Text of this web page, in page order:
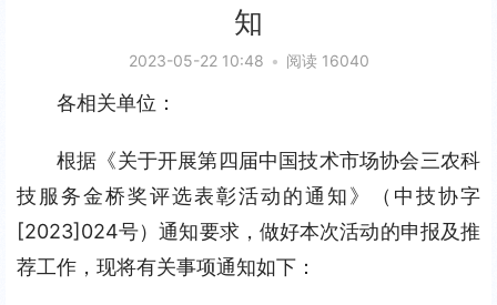
知
2023-05-22 10:48 • 阅读 16040
各相关单位：
根据《关于开展第四届中国技术市场协会三农科
技服务金桥奖评选表彰活动的通知》（中技协字
[2023]024号）通知要求，做好本次活动的申报及推
荐工作，现将有关事项通知如下：